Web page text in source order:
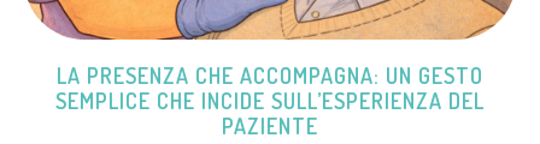
LA PRESENZA CHE ACCOMPAGNA: UN GESTO
SEMPLICE CHE INCIDE SULL’ESPERIENZA DEL
PAZIENTE